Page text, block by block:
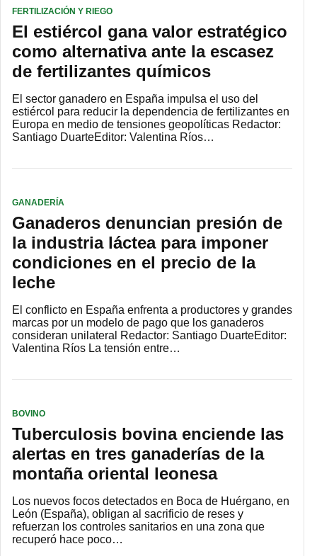
FERTILIZACIÓN Y RIEGO
El estiércol gana valor estratégico
como alternativa ante la escasez
de fertilizantes químicos
El sector ganadero en España impulsa el uso del
estiércol para reducir la dependencia de fertilizantes en
Europa en medio de tensiones geopolíticas Redactor:
Santiago DuarteEditor: Valentina Ríos…
GANADERÍA
Ganaderos denuncian presión de
la industria láctea para imponer
condiciones en el precio de la
leche
El conflicto en España enfrenta a productores y grandes
marcas por un modelo de pago que los ganaderos
consideran unilateral Redactor: Santiago DuarteEditor:
Valentina Ríos La tensión entre…
BOVINO
Tuberculosis bovina enciende las
alertas en tres ganaderías de la
montaña oriental leonesa
Los nuevos focos detectados en Boca de Huérgano, en
León (España), obligan al sacrificio de reses y
refuerzan los controles sanitarios en una zona que
recuperó hace poco…